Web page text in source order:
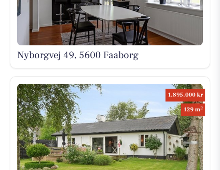
Nyborgvej 49, 5600 Faaborg
1.895.000 kr
129 m2